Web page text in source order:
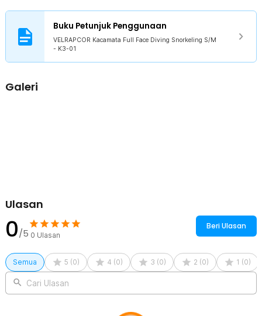
Kacamata ini terbuat dari perpaduan material berkualitas, termasuk
terhadap kerusakan yang mungkin terjadi selama penggunaan
jangka panjang. Anda dapat merasa yakin bahwa kacamata ini akan
melayani Anda selama bertahun-tahun.
dilengkapi dudukan kamera aksi untuk beragam merek
1 x Tas Penyimpanan
Buku Petunjuk Penggunaan
VELRAPCOR Kacamata Full Face Diving Snorkeling S/M
- K3-01
Galeri
Ulasan
0/5 0 Ulasan
Beri Ulasan
Semua 5 (0) 4 (0) 3 (0) 2 (0) 1 (0)
Cari Ulasan